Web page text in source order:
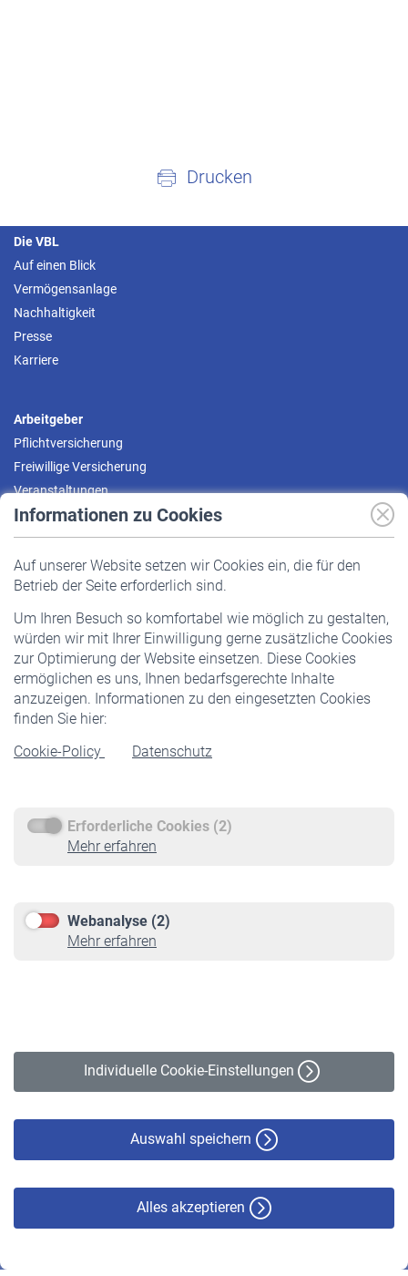
Informationen zu Cookies
Auf unserer Website setzen wir Cookies ein, die für den
Betrieb der Seite erforderlich sind.
Um Ihren Besuch so komfortabel wie möglich zu gestalten,
würden wir mit Ihrer Einwilligung gerne zusätzliche Cookies
zur Optimierung der Website einsetzen. Diese Cookies
ermöglichen es uns, Ihnen bedarfsgerechte Inhalte
anzuzeigen. Informationen zu den eingesetzten Cookies
finden Sie hier:
Cookie-Policy
Datenschutz
Erforderliche Cookies (2)
Mehr erfahren
Webanalyse (2)
Mehr erfahren
Individuelle Cookie-Einstellungen
Auswahl speichern
Alles akzeptieren
Drucken
Die VBL
Auf einen Blick
Vermögensanlage
Nachhaltigkeit
Presse
Karriere
Arbeitgeber
Pflichtversicherung
Freiwillige Versicherung
Veranstaltungen
Pflichtversicherung
Staatliche Förderung
Veranstaltungen
Rentner
Rentenbeginn
Rente beantragen
Service
Informationen
Online-Rechner
VBLnewsletter
Erklärung zur Barrierefreiheit
© VBL 2026